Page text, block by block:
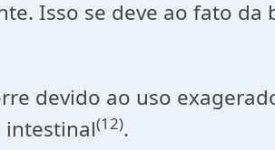
Isso se deve ao fato da
devido ao uso
intestinal(12).